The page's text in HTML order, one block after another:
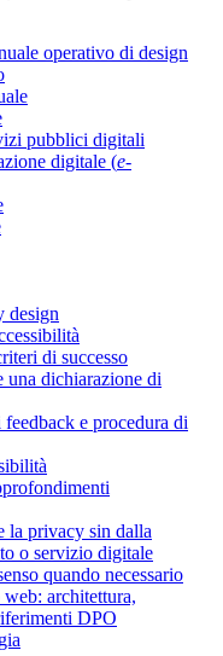
operativo di design
pubblici digitali
digitale (e-
design
di successo
una dichiarazione di
e procedura di
la privacy sin dalla
o servizio digitale
quando necessario
architettura,
DPO